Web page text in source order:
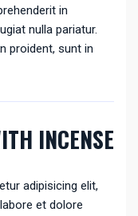
in
nulla pariatur.
proident, sunt in
INCENSE
adipisicing elit,
et dolore